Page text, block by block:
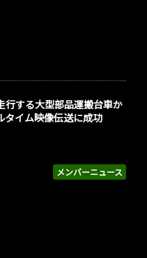
メンバーニュース
行する大型部品運搬台車か
タイム映像伝送に成功